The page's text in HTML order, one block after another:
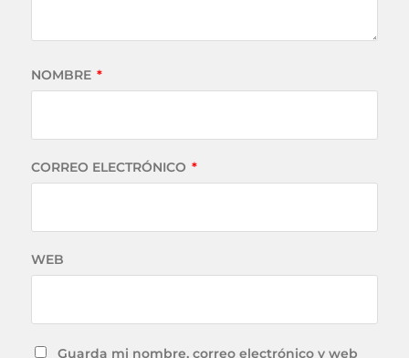
NOMBRE *
CORREO ELECTRÓNICO *
WEB
Guarda mi nombre, correo electrónico y web